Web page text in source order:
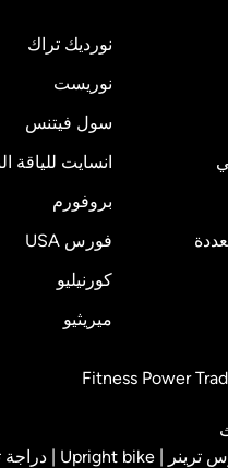
نورديك تراك
نوريست
سول فيتنس
انسايت للياقة
بروفورم
فورس USA
كورنيليو
ميريثيو
ترينر | Upright bike | دراجة